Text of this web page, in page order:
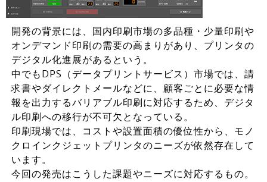
開発の背景には、国内印刷市場の多品種・少量印刷や
オンデマンド印刷の需要の高まりがあり、プリンタの
デジタル化進展があるという。
中でもDPS（データプリントサービス）市場では、請
求書やダイレクトメールなどに、顧客ごとに必要な情
報を出力するバリアブル印刷に対応するため、デジタ
ル印刷への移行が不可欠となっている。
印刷現場では、コストや設置面積の優位性から、モノ
クロインクジェットプリンタのニーズが依然存在して
います。
今回の発売はこうした課題やニーズに対応するもの。